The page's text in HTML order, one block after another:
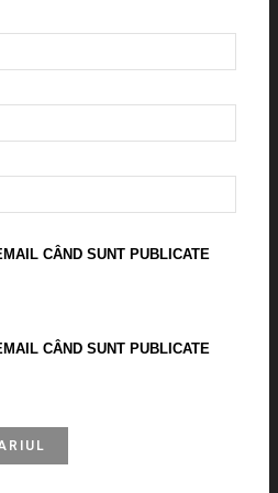
CÂND SUNT PUBLICATE
CÂND SUNT PUBLICATE